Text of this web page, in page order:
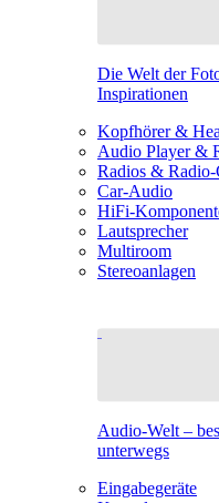
Die Welt der
Inspirationen
Kopfhörer &
Audio Player &
Radios &
Car-Audio
HiFi-
Lautsprecher
Multiroom
Stereoanlagen
Audio-Welt –
unterwegs
Eingabegeräte